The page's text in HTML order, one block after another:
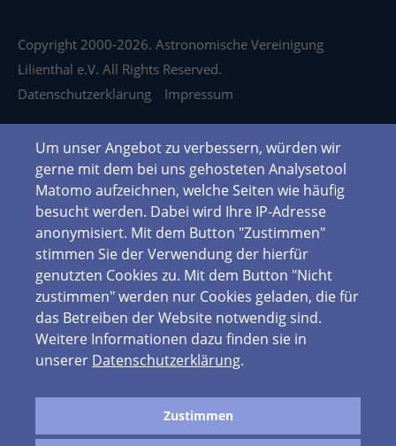
Copyright 2000-2026. Astronomische Vereinigung
Lilienthal e.V. All Rights Reserved.
Datenschutzerklärung
Impressum
Um unser Angebot zu verbessern, würden wir
gerne mit dem bei uns gehosteten Analysetool
Matomo aufzeichnen, welche Seiten wie häufig
besucht werden. Dabei wird Ihre IP-Adresse
anonymisiert. Mit dem Button "Zustimmen"
stimmen Sie der Verwendung der hierfür
genutzten Cookies zu. Mit dem Button "Nicht
zustimmen" werden nur Cookies geladen, die für
das Betreiben der Website notwendig sind.
Weitere Informationen dazu finden sie in
unserer Datenschutzerklärung.
Zustimmen